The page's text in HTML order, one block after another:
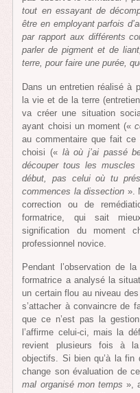
tout en essayant de
être en employant parfois
par rapport aux différents
parler de pigment et de
terre, pour faire une purée,
Dans un entretien réalisé à
la vie et de la terre
va créer une situation
ayant choisi un moment («
au commentaire que fait ce
choisi (« là où j’ai passé
découper tous les muscles
début, pas celui où tu
commences la dissection ».
correction ou de
formatrice, qui sait
signification du moment
professionnel novice.
Pendant l’observation de
formatrice a analysé la
un certain flou au niveau
s’attacher à convaincre de
que ce n’est pas la
l’affirme celui-ci, mais la
revient plusieurs fois à
objectifs. Si bien qu’à la fin
change son évaluation de
mal organisé mon temps »,